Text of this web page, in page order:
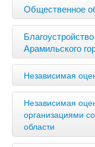
Общественное
Арамильского
Независимая
Независимая
организациями
области